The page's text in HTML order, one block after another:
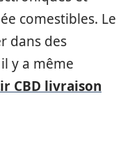
comestibles. Le
dans des
y a même
CBD livraison